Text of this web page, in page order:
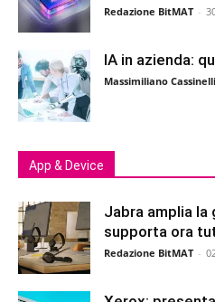
Redazione BitMAT -
IA in azienda:
Massimiliano Cassinelli
App & Device
Jabra amplia la
supporta ora
Redazione BitMAT -